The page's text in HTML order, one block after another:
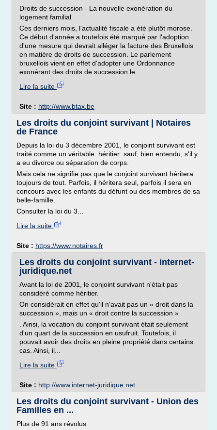
Droits de succession - La nouvelle exonération du
logement familial
Ces derniers mois, l'actualité fiscale a été plutôt morose.
Ce début d'année a toutefois été marqué par l'adoption
d'une mesure qui devrait alléger la facture des Bruxellois
en matière de droits de succession. Le parlement
bruxellois vient en effet d'adopter une Ordonnance
exonérant des droits de succession le...
Lire la suite
Site : http://www.btax.be
Les droits du conjoint survivant | Notaires
de France
Depuis la loi du 3 décembre 2001, le conjoint survivant est
traité comme un véritable héritier sauf, bien entendu, s'il y
a eu divorce ou séparation de corps.
Mais cela ne signifie pas que le­ conjoint survivant héritera
toujours de tout. Parfois, il héritera seul, parfois il sera en
concours avec les enfants du défunt ou des membres de sa
belle-famille.­
Consulter la loi du 3...
Lire la suite
Site : https://www.notaires.fr
Les droits du conjoint survivant - internet-
juridique.net
Avant la loi de 2001, le conjoint survivant n'était pas
considéré comme héritier.
On considérait en effet qu'il n'avait pas un « droit dans la
succession », mais un « droit contre la succession »
. Ainsi, la vocation du conjoint survivant était seulement
d'un quart de la succession en usufruit. Toutefois, il
pouvait avoir des droits en pleine propriété dans certains
cas. Ainsi, il...
Lire la suite
Site : http://www.internet-juridique.net
Les droits du conjoint survivant - Union des
Familles en ...
Plus de 91 ans révolus